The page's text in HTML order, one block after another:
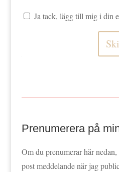
Ja tack, lägg till mig i din
Prenumerera på
Om du prenumerar här
post meddelande när jag